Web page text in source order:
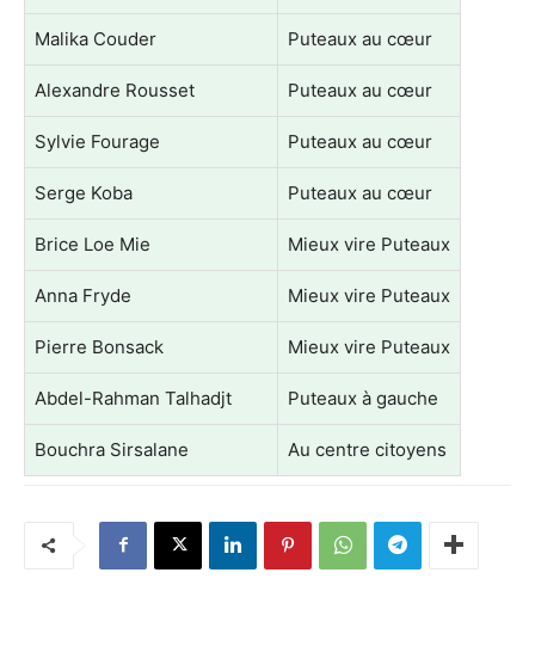
Malika Couder Puteaux au cœur
Alexandre Rousset Puteaux au cœur
Sylvie Fourage Puteaux au cœur
Serge Koba Puteaux au cœur
Brice Loe Mie Mieux vire Puteaux
Anna Fryde Mieux vire Puteaux
Pierre Bonsack Mieux vire Puteaux
Abdel-Rahman Talhadjt Puteaux à gauche
Bouchra Sirsalane Au centre citoyens